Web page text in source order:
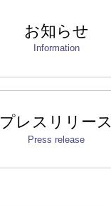
お知らせ
Information
プレスリリース
Press release